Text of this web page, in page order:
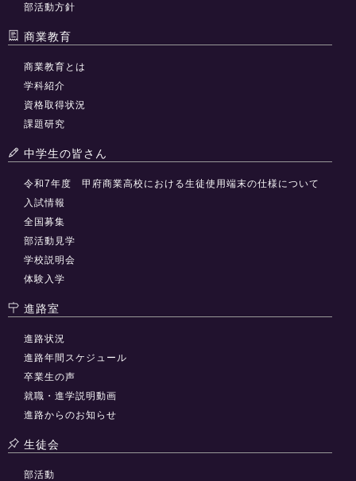
部活動方針
商業教育
商業教育とは
学科紹介
資格取得状況
課題研究
中学生の皆さん
令和7年度 甲府商業高校における生徒使用端末の仕様について
入試情報
全国募集
部活動見学
学校説明会
体験入学
進路室
進路状況
進路年間スケジュール
卒業生の声
就職・進学説明動画
進路からのお知らせ
生徒会
部活動